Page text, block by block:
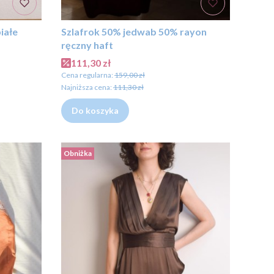
Szlafrok 50% jedwab 50% rayon
ręczny haft
Cena promocyjna
111,30 zł
Cena regularna: 159,00 zł
Najniższa cena: 111,30 zł
Do koszyka
Obniżka